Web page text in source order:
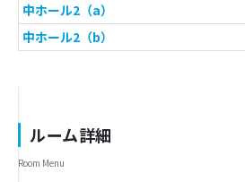
中ホール2（a）
中ホール2（b）
ルーム詳細
Room Menu